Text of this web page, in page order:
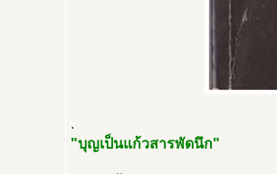
.
"บุญเป็นแก้วสารพัดนึก"